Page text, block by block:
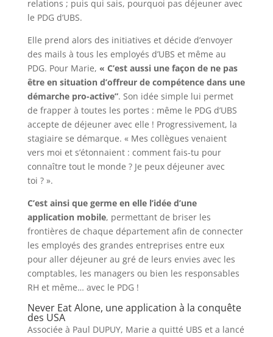
relations ; puis qui sais, pourquoi pas déjeuner avec
le PDG d’UBS.
Elle prend alors des initiatives et décide d’envoyer
des mails à tous les employés d’UBS et même au
PDG. Pour Marie, « C’est aussi une façon de ne pas
être en situation d’offreur de compétence dans une
démarche pro-active”. Son idée simple lui permet
de frapper à toutes les portes : même le PDG d’UBS
accepte de déjeuner avec elle ! Progressivement, la
stagiaire se démarque. « Mes collègues venaient
vers moi et s’étonnaient : comment fais-tu pour
connaître tout le monde ? Je peux déjeuner avec
toi ? ».
C’est ainsi que germe en elle l’idée d’une
application mobile, permettant de briser les
frontières de chaque département afin de connecter
les employés des grandes entreprises entre eux
pour aller déjeuner au gré de leurs envies avec les
comptables, les managers ou bien les responsables
RH et même… avec le PDG !
Never Eat Alone, une application à la conquête
des USA
Associée à Paul DUPUY, Marie a quitté UBS et a lancé